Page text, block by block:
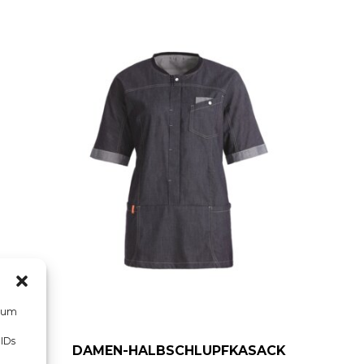
DAMEN-HALBSCHLUPFKASACK